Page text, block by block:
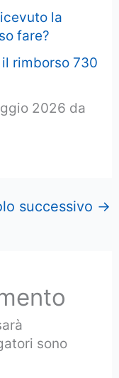
la
fare?
rimborso 730
2026 da
successivo →
sono